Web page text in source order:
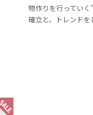
物作りを行ってい
確立と、トレンドを